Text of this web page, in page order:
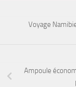
Voyage
Ampoule